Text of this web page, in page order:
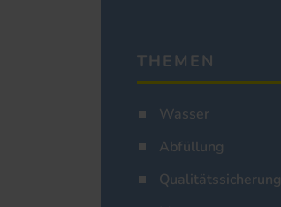
THEMEN
Wasser
Abfüllung
Qualitätssicherung